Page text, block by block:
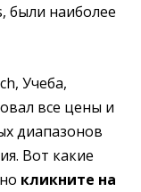
были наиболее
Учеба,
все цены и
диапазонов
Вот какие
кликните на